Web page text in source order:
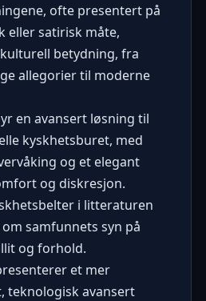
ofte presentert på
eller satirisk måte,
betydning, fra
allegorier til moderne
en avansert løsning til
kyskhetsburet, med
og et elegant
og diskresjon.
i litteraturen
samfunnets syn på
og forhold.
et mer
teknologisk avansert